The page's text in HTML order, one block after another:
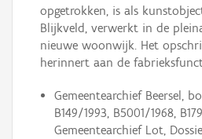
opgetrokken, is als
Blijkveld, verwerkt in de
nieuwe woonwijk. Het opschrift
herinnert aan de
Gemeentearchief Beersel,
B149/1993, B5001/1968,
Gemeentearchief Lot,